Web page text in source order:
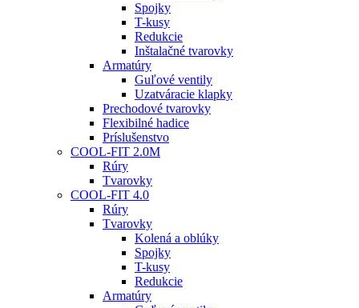
Spojky
T-kusy
Redukcie
Inštalačné tvarovky
Armatúry
Guľové ventily
Uzatváracie klapky
Prechodové tvarovky
Flexibilné hadice
Príslušenstvo
COOL-FIT 2.0M
Rúry
Tvarovky
COOL-FIT 4.0
Rúry
Tvarovky
Kolená a oblúky
Spojky
T-kusy
Redukcie
Armatúry